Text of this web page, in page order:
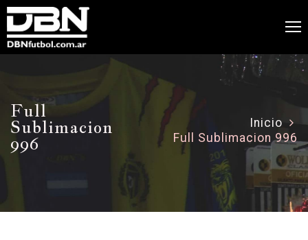
Full
Sublimacion
996
Inicio
Full Sublimacion 996